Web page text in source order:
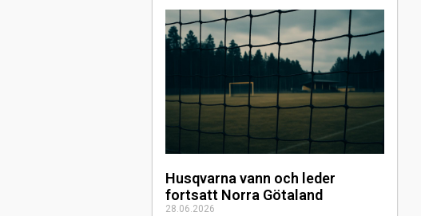
Husqvarna vann och leder
fortsatt Norra Götaland
28.06.2026